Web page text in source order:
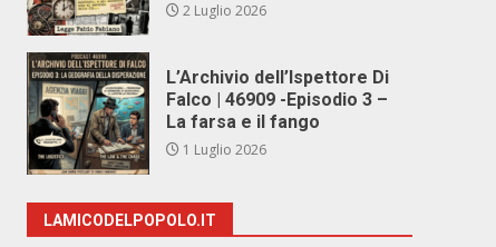
2 Luglio 2026
L’Archivio dell’Ispettore Di
Falco | 46909 -Episodio 3 –
La farsa e il fango
1 Luglio 2026
LAMICODELPOPOLO.IT